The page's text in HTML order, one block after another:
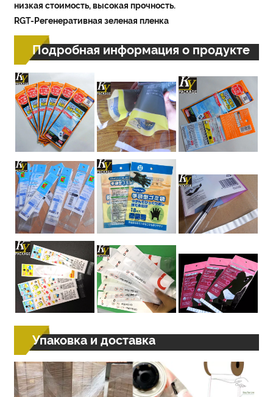
низкая стоимость, высокая прочность.
RGT-Регенеративная зеленая пленка
Подробная информация о продукте
Упаковка и доставка